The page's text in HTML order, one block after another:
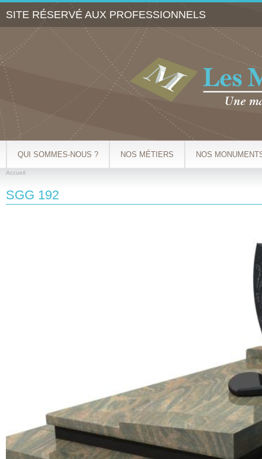
SITE RÉSERVÉ AUX PROFESSIONNELS
QUI SOMMES-NOUS ? NOS MÉTIERS NOS
Accueil
SGG 192